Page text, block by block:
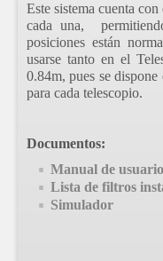
Este sistema cuenta
cada una,
posiciones están
usarse tanto en el
0.84m, pues se dispone
para cada telescopio.
Documentos:
Manual de usuario
Lista de filtros
Simulador